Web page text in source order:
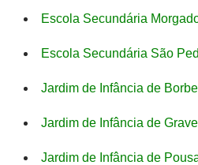
Escola Secundária
Escola Secundária São
Jardim de Infância de
Jardim de Infância de
Jardim de Infância de